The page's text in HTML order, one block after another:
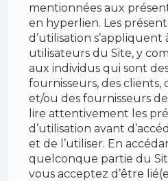
mentionnées aux
en hyperlien. Les
d’utilisation s’appliquent
utilisateurs du Site, y
aux individus qui sont
fournisseurs, des clients,
et/ou des fournisseurs
lire attentivement les
d’utilisation avant
et de l’utiliser. En
quelconque partie du
vous acceptez d’être